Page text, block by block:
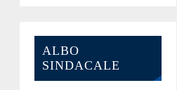
ALBO
SINDACALE